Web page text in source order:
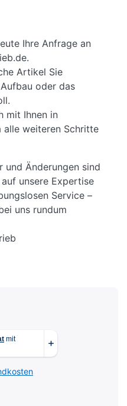
Ihre Anfrage an
Artikel Sie
oder das
mit Ihnen in
alle weiteren Schritte
und Änderungen sind
unsere Expertise
Service –
uns rundum